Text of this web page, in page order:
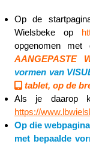
Op de
Wielsbeke op
opgenomen
AANGEPASTE
vormen van
tablet, op de
Als je daarop
https://
Op die
met bepaalde